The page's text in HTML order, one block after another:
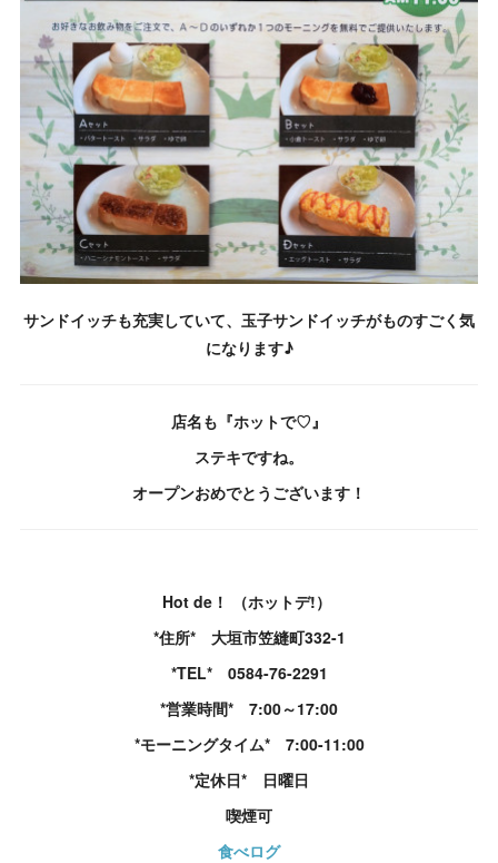
サンドイッチも充実していて、玉子サンドイッチがものすごく気
になります♪
店名も『ホットで♡』
ステキですね。
オープンおめでとうございます！
Hot de！ （ホットデ!）
*住所* 大垣市笠縫町332-1
*TEL* 0584-76-2291
*営業時間* 7:00～17:00
*モーニングタイム* 7:00-11:00
*定休日* 日曜日
喫煙可
食べログ